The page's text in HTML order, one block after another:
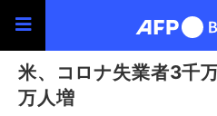
米、コロナ失業者3千
万人増